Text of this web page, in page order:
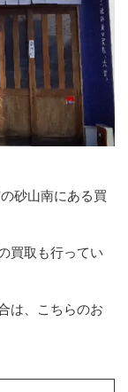
砂山南にある買
買取も行ってい
は、こちらのお